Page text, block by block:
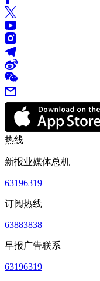
热线
新报业媒体总机
63196319
订阅热线
63883838
早报广告联系
63196319